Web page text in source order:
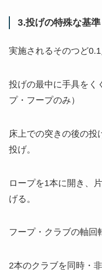
3.投げの特殊な基準
実施されるそのつど
投げの最中に手具をく
プ・フープのみ）
床上での突きの後の投
投げ。
ロープを1本に開き、
げる。
フープ・クラブの軸回
2本のクラブを同時・